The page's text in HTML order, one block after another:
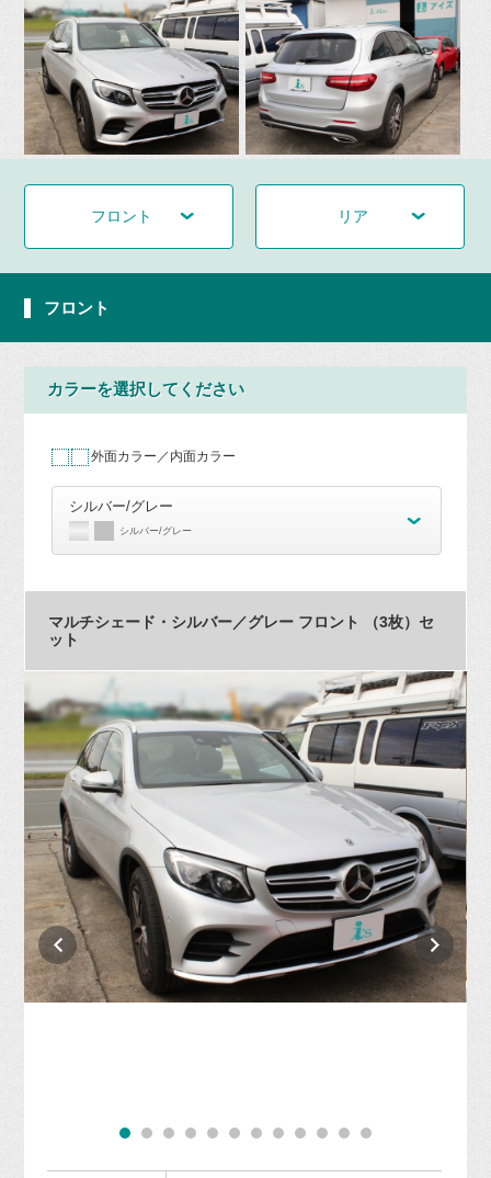
フロント リア
フロント
カラーを選択してください
外面カラー／内面カラー
シルバー/グレー
シルバー/グレー
マルチシェード・シルバー／グレー フロント （3枚）セ
ット